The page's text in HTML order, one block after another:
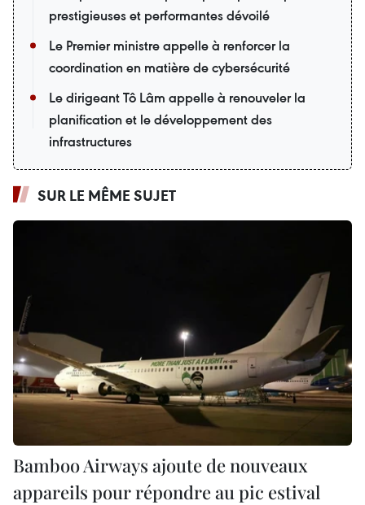
prestigieuses et performantes dévoilé
Le Premier ministre appelle à renforcer la
coordination en matière de cybersécurité
Le dirigeant Tô Lâm appelle à renouveler la
planification et le développement des
infrastructures
SUR LE MÊME SUJET
Bamboo Airways ajoute de nouveaux
appareils pour répondre au pic estival